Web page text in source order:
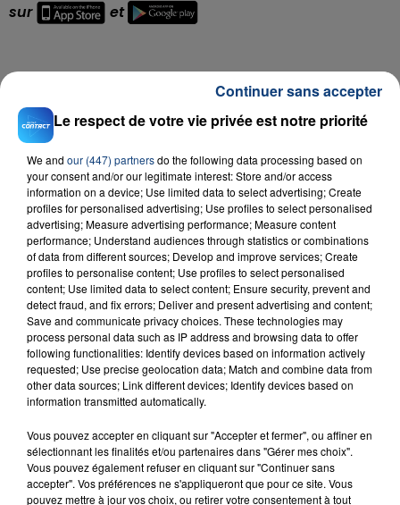
sur
et
AMEL BENT & HATIK
FIL D'ACTU
23 juillet 2026
Le respect de votre vie privée est notre priorité
We and our (447) partnersdo the following data processing based on
your consent and/or our legitimate interest: Store and/or access
information on a device; Use limited data to select advertising; Create
profiles for personalised advertising; Use profiles to select personalised
advertising; Measure advertising performance; Measure content
performance; Understand audiences through statistics or combinations
of data from different sources; Develop and improve services; Create
profiles to personalise content; Use profiles to select personalised
content; Use limited data to select content; Ensure security, prevent and
detect fraud, and fix errors; Deliver and present advertising and content;
Save and communicate privacy choices. These technologies may
process personal data such as IP address and browsing data to offer
following functionalities: Identify devices based on information actively
requested; Use precise geolocation data; Match and combine data from
other data sources; Link different devices; Identify devices based on
information transmitted automatically.
Vous pouvez accepter en cliquant sur "Accepter et fermer", ou affiner en
sélectionnant les finalités et/ou partenaires dans "Gérer mes choix".
Vous pouvez également refuser en cliquant sur "Continuer sans
accepter". Vos préférences ne s'appliqueront que pour ce site. Vous
pouvez mettre à jour vos choix, ou retirer votre consentement à tout
Continuer sans accepter